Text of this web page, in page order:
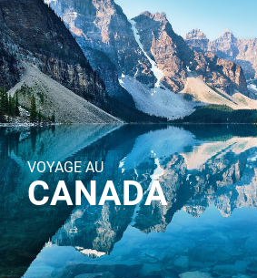
QL AVANTAGES
ESPACE PRO
VOYAGE AU
CANADA